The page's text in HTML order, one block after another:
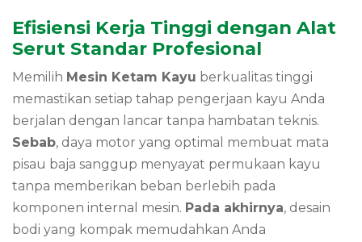
Efisiensi Kerja Tinggi dengan Alat
Serut Standar Profesional
Memilih Mesin Ketam Kayu berkualitas tinggi
memastikan setiap tahap pengerjaan kayu Anda
berjalan dengan lancar tanpa hambatan teknis.
Sebab, daya motor yang optimal membuat mata
pisau baja sanggup menyayat permukaan kayu
tanpa memberikan beban berlebih pada
komponen internal mesin. Pada akhirnya, desain
bodi yang kompak memudahkan Anda